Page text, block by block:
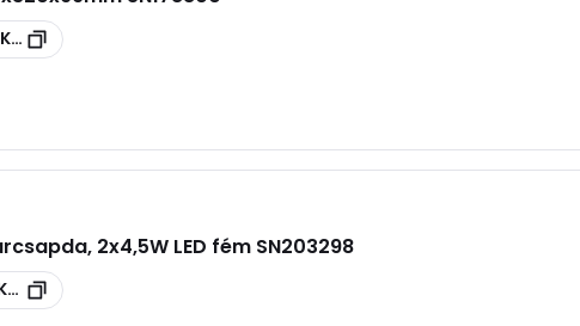
2x4,5W LED fém SN203298